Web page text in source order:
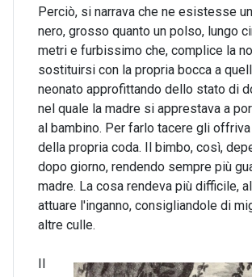
Perciò, si narrava che ne esistesse
nero, grosso quanto un polso, lungo
metri e furbissimo che, complice la
sostituirsi con la propria bocca a
neonato approfittando dello stato di
nel quale la madre si apprestava a
al bambino. Per farlo tacere gli
della propria coda. Il bimbo, così,
dopo giorno, rendendo sempre più
madre. La cosa rendeva più difficile,
attuare l'inganno, consigliandole di
altre culle.
Il